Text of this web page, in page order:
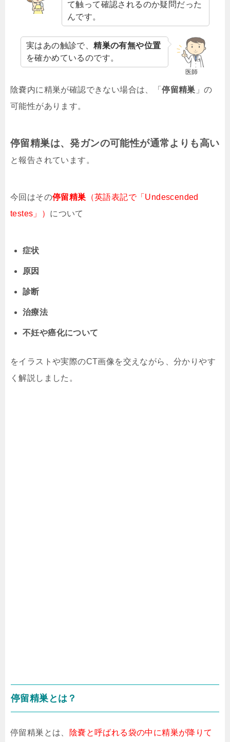
て触って確認されるのか疑問だった
んです。
医師
実はあの触診で、精巣の有無や位置
を確かめているのです。
陰嚢内に精巣が確認できない場合は、「停留精巣 」の
可能性があります。
停留精巣は、発ガンの可能性が通常よりも高い
と報告されています。
今回はその停留精巣 （英語表記で「Undescended
testes」） について
症状
原因
診断
治療法
不妊や癌化について
をイラストや実際のCT画像を交えながら、分かりやす
く解説しました。
停留精巣とは？
停留精巣とは、 陰嚢と呼ばれる袋の中に精巣が降りて